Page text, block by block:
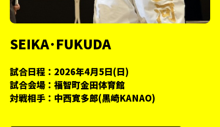
SEIKA･FUKUDA
試合日程：2026年4月5日(日)
試合会場：福智町金田体育館
対戦相手：中西寛多郎(黒崎KANAO)